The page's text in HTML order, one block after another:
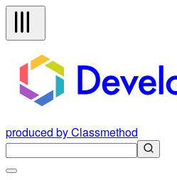
produced by Classmethod